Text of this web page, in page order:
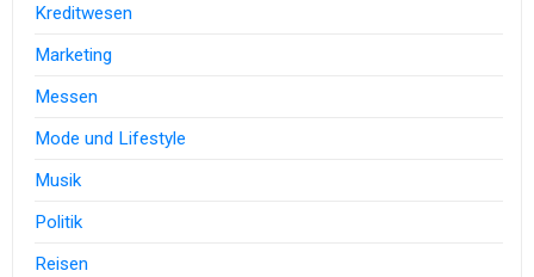
Kreditwesen
Marketing
Messen
Mode und Lifestyle
Musik
Politik
Reisen